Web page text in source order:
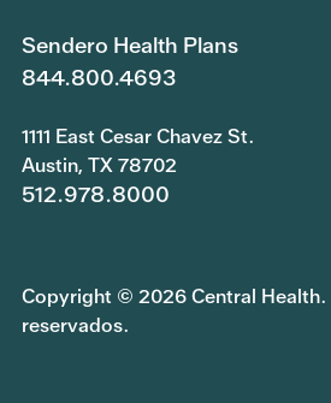
Sendero Health Plans
844.800.4693
1111 East Cesar Chavez St.
Austin, TX 78702
512.978.8000
Copyright © 2026 Central Health.
reservados.